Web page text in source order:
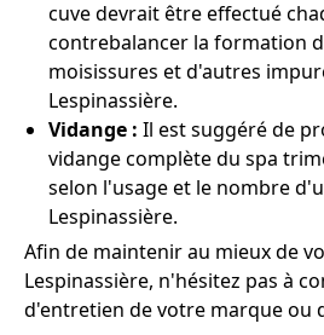
cuve devrait être effectué
contrebalancer la formation
moisissures et d'autres
Lespinassière.
Vidange : Il est suggéré de
vidange complète du spa
selon l'usage et le nombre
Lespinassière.
Afin de maintenir au mieux de
Lespinassière, n'hésitez pas à
d'entretien de votre marque ou